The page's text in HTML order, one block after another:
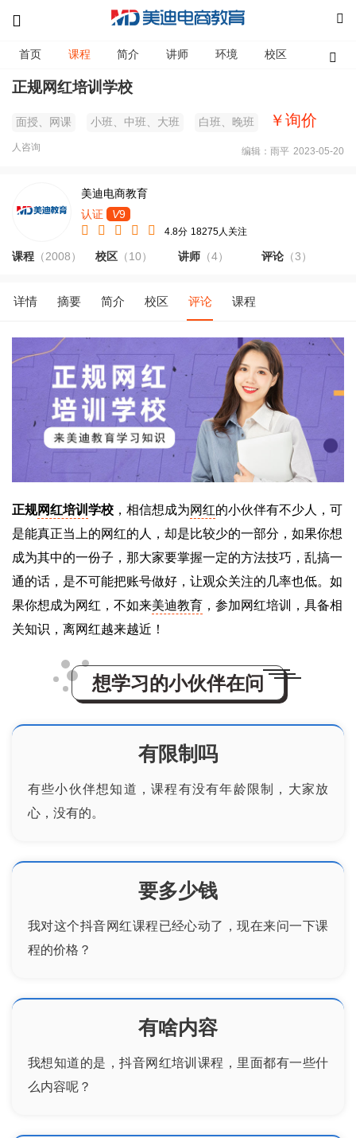
首页 课程 简介 讲师 环境 校区 资讯
正规网红培训学校
面授、网课 小班、中班、大班 白班、晚班 ￥询价
人咨询 2023-05-20
编辑：雨平
美迪电商教育
认证
V9
4.8分 18275人关注
课程 （2008） 校区（10） 讲师 （4） 评论（3）
详情 摘要 简介 校区 评论 课程
正规网红培训 学校 ，相信想成为网红的小伙伴有不少人，可
是能真正当上的网红的人，却是比较少的一部分，如果你想
成为其中的一份子，那大家要掌握一定的方法技巧，乱搞一
通的话，是不可能把账号做好，让观众关注的几率也低。如
果你想成为网红，不如来美迪教育 ，参加网红培训，具备相
关知识，离网红越来越近！
想学习的小伙伴在问
有限制吗
有些小伙伴想知道，课程有没有年龄限制，大家放
心，没有的。
要多少钱
我对这个抖音网红课程已经心动了，现在来问一下课
程的价格？
有啥内容
我想知道的是，抖音网红培训 课程，里面都有一些什
么内容呢？